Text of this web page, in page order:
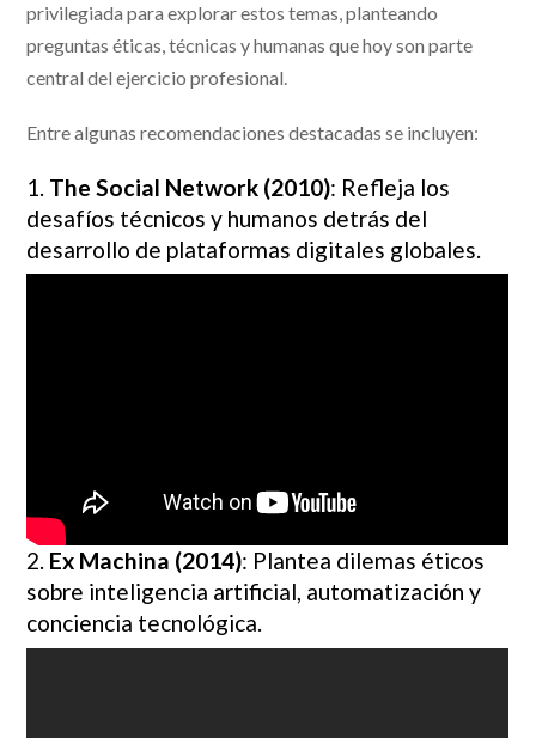
privilegiada para explorar estos temas, planteando
preguntas éticas, técnicas y humanas que hoy son parte
central del ejercicio profesional.
Entre algunas recomendaciones destacadas se incluyen:
1. The Social Network (2010): Refleja los
desafíos técnicos y humanos detrás del
desarrollo de plataformas digitales globales.
2. Ex Machina (2014): Plantea dilemas éticos
sobre inteligencia artificial, automatización y
conciencia tecnológica.